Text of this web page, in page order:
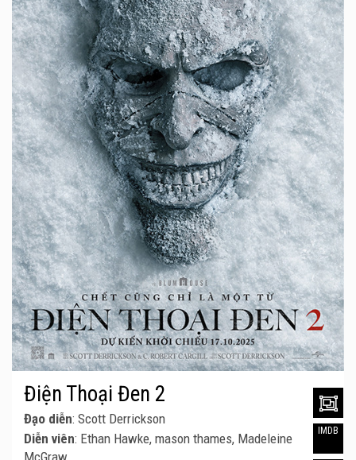
Điện Thoại Đen 2
Đạo diễn: Scott Derrickson
Diễn viên: Ethan Hawke, mason thames, Madeleine
McGraw
IMDB